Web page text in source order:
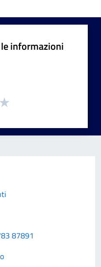
informazioni
87891